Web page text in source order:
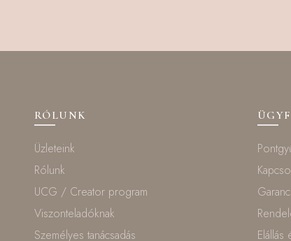
RÓLUNK
Üzleteink
Rólunk
UCG / Creator program
Viszonteladóknak
Személyes tanácsadás
Elállás